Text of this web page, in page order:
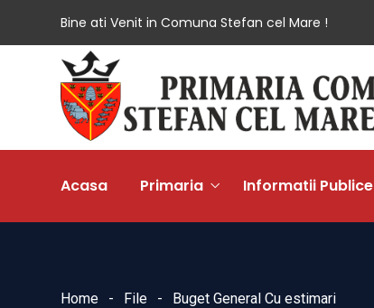
Bine ati Venit in Comuna Stefan cel Mare !
Acasa Primaria Informatii Publice
Home File Buget General Cu estimari